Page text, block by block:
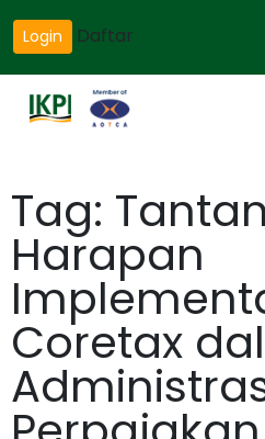
Login Daftar
Tag:
Harapan
Coretax